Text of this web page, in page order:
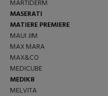
MARTIDERM
MASERATI
MATIERE PREMIERE
MAUI JIM
MAX MARA
MAX&CO
MEDICUBE
MEDIK8
MELVITA